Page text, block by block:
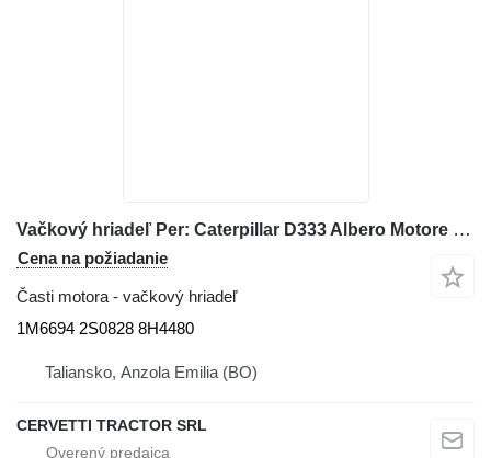
Vačkový hriadeľ Per: Caterpillar D333 Albero Motore 1M6694 na buldozéra
Cena na požiadanie
Časti motora - vačkový hriadeľ
1M6694 2S0828 8H4480
Taliansko, Anzola Emilia (BO)
CERVETTI TRACTOR SRL